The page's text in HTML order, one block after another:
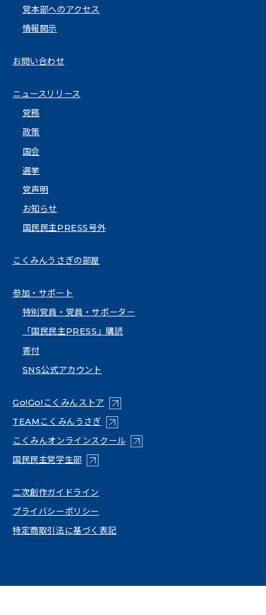
党本部へのアクセス
情報開示
お問い合わせ
ニュースリリース
党務
政策
国会
選挙
党声明
お知らせ
国民民主PRESS号外
こくみんうさぎの部屋
参加・サポート
特別党員・党員・サポーター
「国民民主PRESS」購読
寄付
SNS公式アカウント
Go!Go!こくみんストア （新しいタブで開く）
TEAMこくみんうさぎ（新しいタブで開く）
こくみんオンラインスクール（新しいタブで開く）
国民民主党学生部（新しいタブで開く）
二次創作ガイドライン
プライバシーポリシー
特定商取引法に基づく表記